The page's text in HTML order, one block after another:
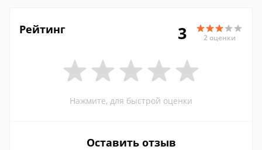
Рейтинг 3 2 оценки
Нажмите, для быстрой оценки
Оставить отзыв